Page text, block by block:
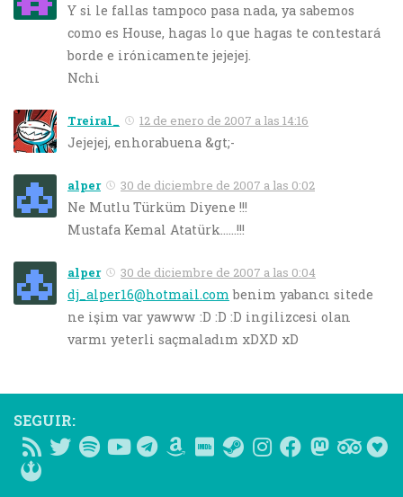
Y si le fallas tampoco pasa nada, ya sabemos
como es House, hagas lo que hagas te contestará
borde e irónicamente jejejej.
Nchi
Treiral_ 12 de enero de 2007 a las 14:16
Jejejej, enhorabuena &gt;-
alper 30 de diciembre de 2007 a las 0:02
Ne Mutlu Türküm Diyene !!!
Mustafa Kemal Atatürk……!!!
alper 30 de diciembre de 2007 a las 0:04
dj_alper16@hotmail.com benim yabancı sitede
ne işim var yawww :D :D :D ingilizcesi olan
varmı yeterli saçmaladım xDXD xD
SEGUIR: